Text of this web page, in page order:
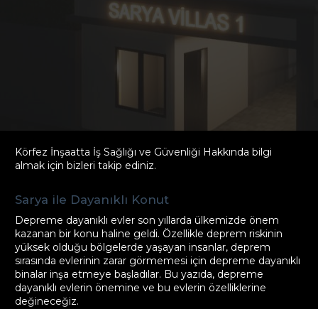
Körfez İnşaatta İş Sağlığı ve Güvenliği Hakkında bilgi
almak için bizleri takip ediniz.
Sarya ile Dayanıklı Konut
Depreme dayanıklı evler son yıllarda ülkemizde önem
kazanan bir konu haline geldi. Özellikle deprem riskinin
yüksek olduğu bölgelerde yaşayan insanlar, deprem
sırasında evlerinin zarar görmemesi için depreme dayanıklı
binalar inşa etmeye başladılar. Bu yazıda, depreme
dayanıklı evlerin önemine ve bu evlerin özelliklerine
değineceğiz.